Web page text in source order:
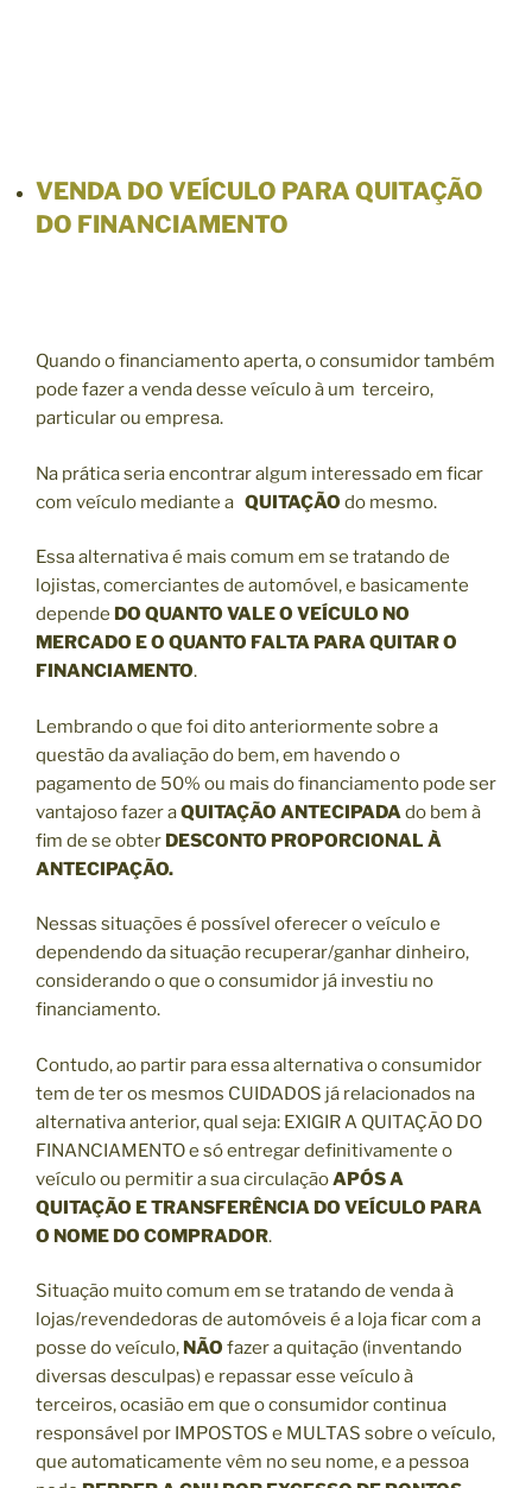
VENDA DO VEÍCULO PARA QUITAÇÃO
DO FINANCIAMENTO
Quando o financiamento aperta, o consumidor também
pode fazer a venda desse veículo à um terceiro,
particular ou empresa.
Na prática seria encontrar algum interessado em ficar
com veículo mediante a QUITAÇÃO do mesmo.
Essa alternativa é mais comum em se tratando de
lojistas, comerciantes de automóvel, e basicamente
depende DO QUANTO VALE O VEÍCULO NO
MERCADO E O QUANTO FALTA PARA QUITAR O
FINANCIAMENTO.
Lembrando o que foi dito anteriormente sobre a
questão da avaliação do bem, em havendo o
pagamento de 50% ou mais do financiamento pode ser
vantajoso fazer aQUITAÇÃO ANTECIPADAdo bem à
fim de se obter DESCONTO PROPORCIONAL À
ANTECIPAÇÃO.
Nessas situações é possível oferecer o veículo e
dependendo da situação recuperar/ganhar dinheiro,
considerando o que o consumidor já investiu no
financiamento.
Contudo, ao partir para essa alternativa o consumidor
tem de ter os mesmos CUIDADOS já relacionados na
alternativa anterior, qual seja: EXIGIR A QUITAÇÃO DO
FINANCIAMENTO e só entregar definitivamente o
veículo ou permitir a sua circulaçãoAPÓS A
QUITAÇÃO E TRANSFERÊNCIA DO VEÍCULO PARA
O NOME DO COMPRADOR.
Situação muito comum em se tratando de venda à
lojas/revendedoras de automóveis é a loja ficar com a
posse do veículo, NÃO fazer a quitação (inventando
diversas desculpas) e repassar esse veículo à
terceiros, ocasião em que o consumidor continua
responsável por IMPOSTOS e MULTAS sobre o veículo,
que automaticamente vêm no seu nome, e a pessoa